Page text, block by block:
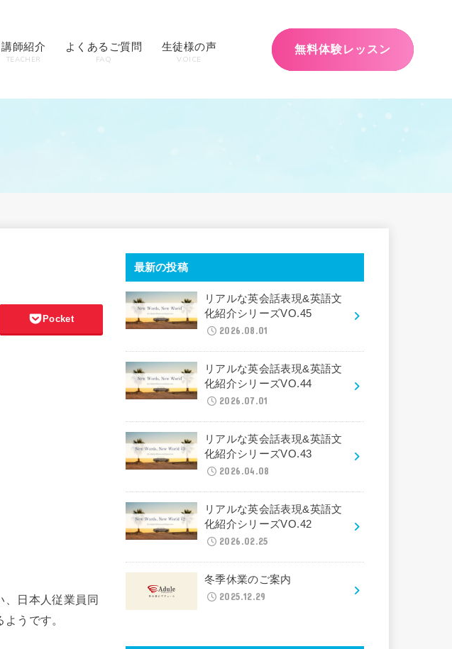
講師紹介
TEACHER
よくあるご質問
FAQ
生徒様の声
VOICE
無料体験レッスン
Pocket
日本人従業員同
うです。
最新の投稿
リアルな英会話表現&英語文
化紹介シリーズVO.45
2026.08.01
リアルな英会話表現&英語文
化紹介シリーズVO.44
2026.07.01
リアルな英会話表現&英語文
化紹介シリーズVO.43
2026.04.08
リアルな英会話表現&英語文
化紹介シリーズVO.42
2026.02.25
冬季休業のご案内
2025.12.29